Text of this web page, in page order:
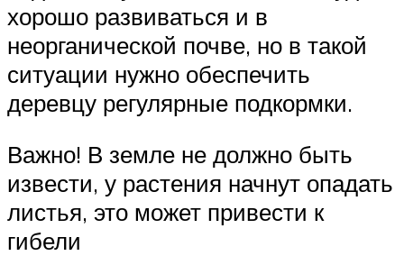
хорошо развиваться и в
неорганической почве, но в такой
ситуации нужно обеспечить
деревцу регулярные подкормки.
Важно! В земле не должно быть
извести, у растения начнут опадать
листья, это может привести к
гибели